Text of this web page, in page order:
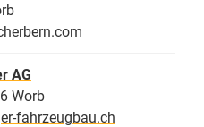
AG
Worb
fahrzeugbau.ch